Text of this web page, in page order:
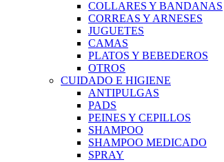
COLLARES Y BANDANAS
CORREAS Y ARNESES
JUGUETES
CAMAS
PLATOS Y BEBEDEROS
OTROS
CUIDADO E HIGIENE
ANTIPULGAS
PADS
PEINES Y CEPILLOS
SHAMPOO
SHAMPOO MEDICADO
SPRAY